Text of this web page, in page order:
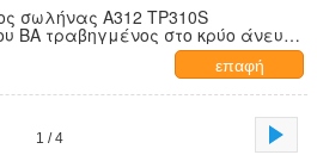
σωλήνας A312 TP310S
BA τραβηγμένος στο κρύο άνευ
πάχος 0.9mm 25mm
επαφή
1 / 4